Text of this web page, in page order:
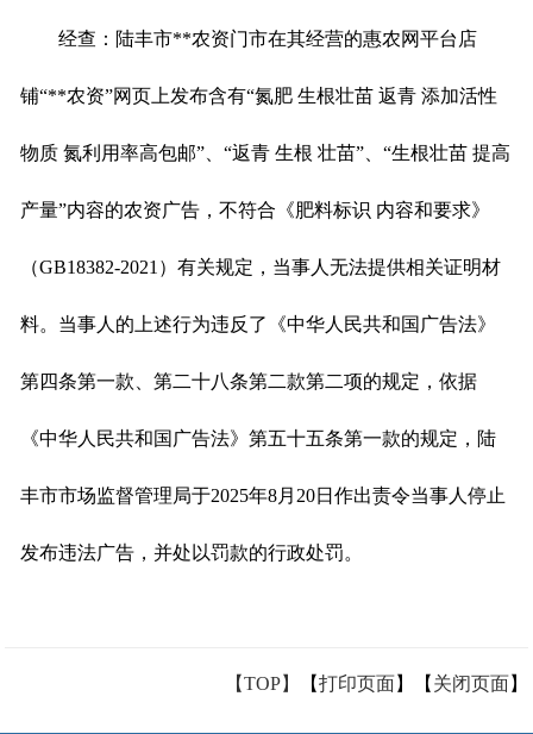
经查：陆丰市**农资门市在其经营的惠农网平台店
铺“**农资”网页上发布含有“氮肥 生根壮苗 返青 添加活性
物质 氮利用率高包邮”、“返青 生根 壮苗”、“生根壮苗 提高
产量”内容的农资广告，不符合《肥料标识 内容和要求》
（GB18382-2021）有关规定，当事人无法提供相关证明材
料。当事人的上述行为违反了《中华人民共和国广告法》
第四条第一款、第二十八条第二款第二项的规定，依据
《中华人民共和国广告法》第五十五条第一款的规定，陆
丰市市场监督管理局于2025年8月20日作出责令当事人停止
发布违法广告，并处以罚款的行政处罚。
【TOP】 【打印页面】【 关闭页面】